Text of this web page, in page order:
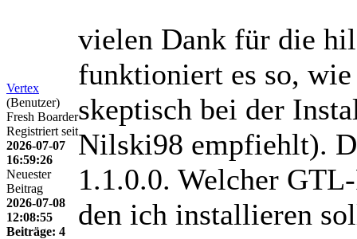
Vertex
(Benutzer)
Fresh Boarder
Registriert seit
2026-07-07
16:59:26
Neuester
Beitrag
2026-07-08
12:08:55
Beiträge: 4
vielen Dank für die
funktioniert es so,
skeptisch bei der
Nilski98 empfiehlt).
1.1.0.0. Welcher
den ich installieren